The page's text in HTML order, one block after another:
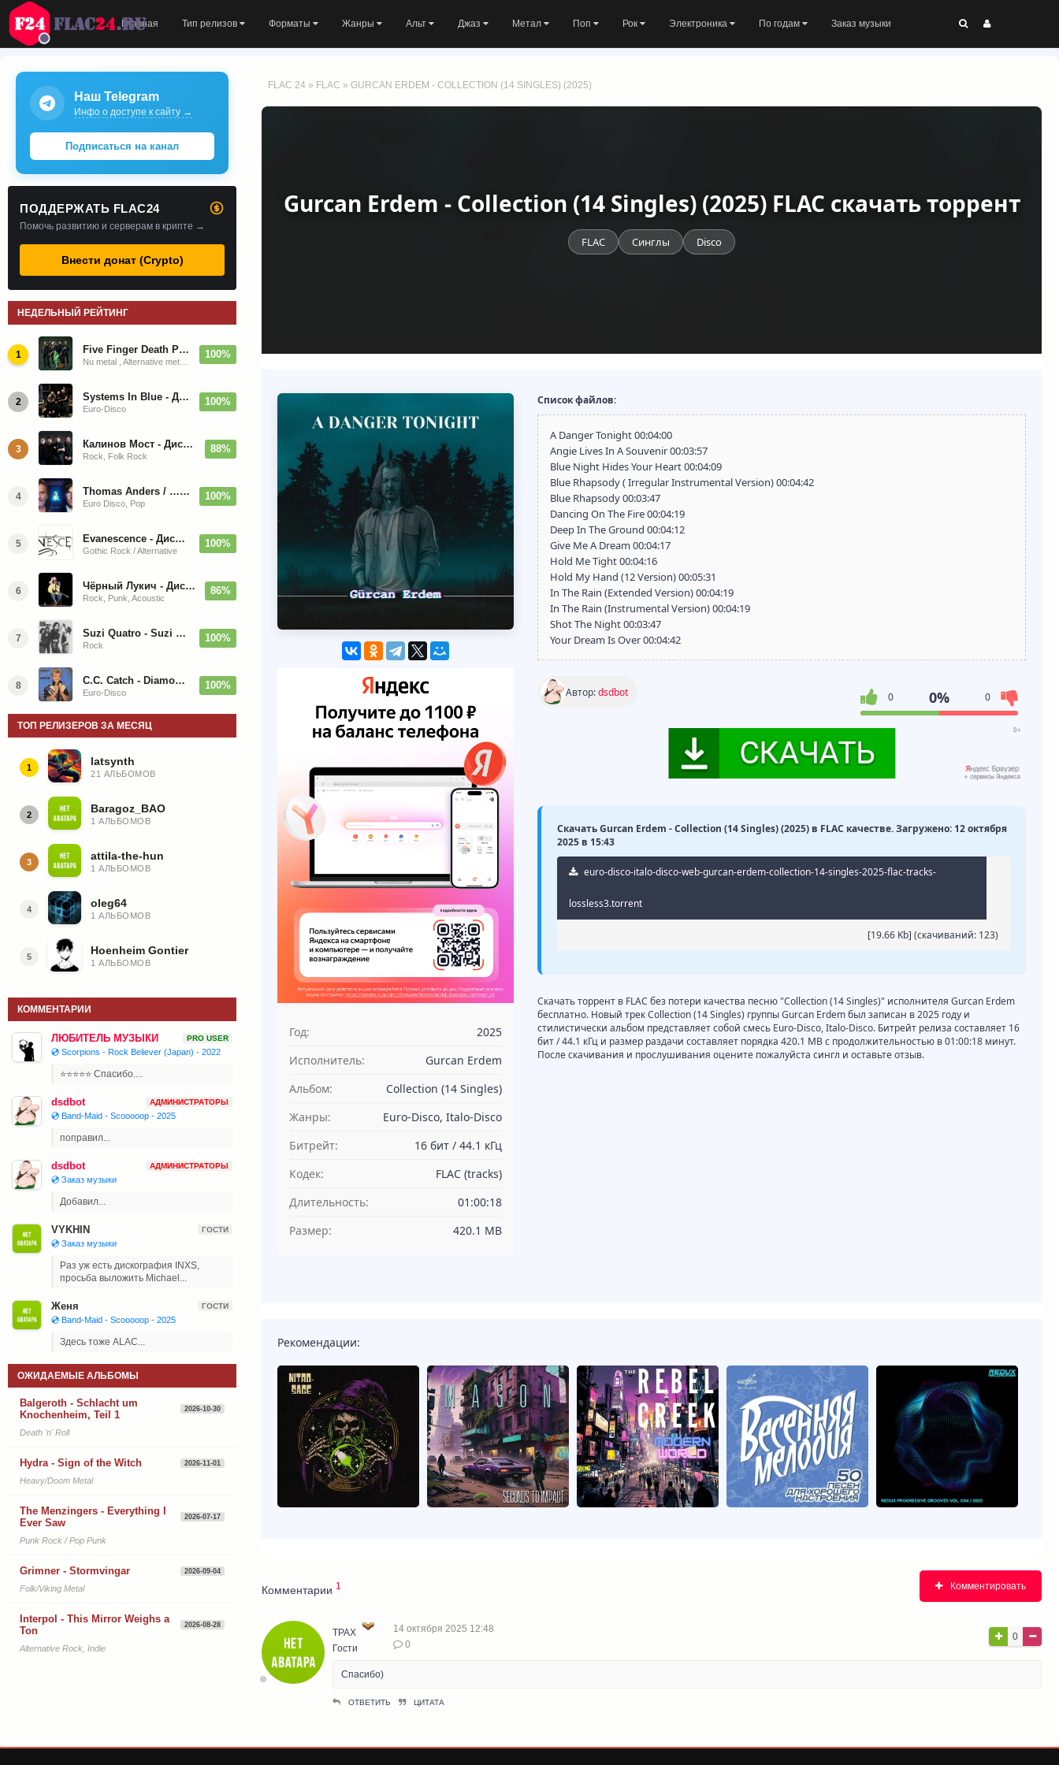
Главная Тип релизов Форматы Жанры Альт Джаз Метал Поп Рок Электроника По годам Заказ музыки
FLAC 24 » FLAC » GURCAN ERDEM - COLLECTION (14 SINGLES) (2025)
Gurcan Erdem - Collection (14 Singles) (2025) FLAC скачать торрент
FLAC Синглы Disco
Год:
2025
Исполнитель:
Gurcan Erdem
Альбом:
Collection (14 Singles)
Жанры:
Euro-Disco, Italo-Disco
Битрейт:
16 бит / 44.1 кГц
Кодек:
FLAC (tracks)
Длительность:
01:00:18
Размер:
420.1 MB
Список файлов:
A Danger Tonight 00:04:00
Angie Lives In A Souvenir 00:03:57
Blue Night Hides Your Heart 00:04:09
Blue Rhapsody ( Irregular Instrumental Version) 00:04:42
Blue Rhapsody 00:03:47
Dancing On The Fire 00:04:19
Deep In The Ground 00:04:12
Give Me A Dream 00:04:17
Hold Me Tight 00:04:16
Hold My Hand (12 Version) 00:05:31
In The Rain (Extended Version) 00:04:19
In The Rain (Instrumental Version) 00:04:19
Shot The Night 00:03:47
Your Dream Is Over 00:04:42
Автор:dsdbot 0 0% 0
Скачать Gurcan Erdem - Collection (14 Singles) (2025) в FLAC качестве. Загружено: 12 октября
2025 в 15:43
euro-disco-italo-disco-web-gurcan-erdem-collection-14-singles-2025-flac-tracks-
lossless3.torrent
[19.66 Kb] (cкачиваний: 123)
Скачать торрент в FLAC без потери качества песню "Collection (14 Singles)" исполнителя Gurcan Erdem
бесплатно. Новый трек Collection (14 Singles) группы Gurcan Erdem был записан в 2025 году и
стилистически альбом представляет собой смесь Euro-Disco, Italo-Disco. Битрейт релиза составляет 16
бит / 44.1 кГц и размер раздачи составляет порядка 420.1 MB с продолжительностью в 01:00:18 минут.
После скачивания и прослушивания оцените пожалуйста сингл и оставьте отзыв.
Рекомендации:
Комментарии 1 Комментировать
ТРАХ
Гости
14 октября 2025 12:48
0
0
Спасибо)
ОТВЕТИТЬ ЦИТАТА
Наш Telegram
Инфо о доступе к сайту →
Подписаться на канал
ПОДДЕРЖАТЬ FLAC24
Помочь развитию и серверам в крипте →
Внести донат (Crypto)
НЕДЕЛЬНЫЙ РЕЙТИНГ
1 Five Finger Death Punch - Дискография (2008-2026) 100%
2 Systems In Blue - Дискография (2020-2026)
Euro-Disco
100%
3 Калинов Мост - Дискография (1986-2026)
Rock, Folk Rock
88%
4 Thomas Anders / … Sings Modern Talking: The Best hi-res
Euro Disco, Pop
100%
5 Evanescence - Дискография (1998-2026)
Gothic Rock / Alternative
100%
6 Чёрный Лукич - Дискография (1987-2014)
Rock, Punk, Acoustic
86%
7 Suzi Quatro - Suzi Quatro (Bonus Tracks, Remaster) 1973/2022
Rock
100%
8 C.C. Catch - Diamonds. Her Greatest Hits 1988
Euro-Disco
100%
ТОП РЕЛИЗЕРОВ ЗА МЕСЯЦ
1 latsynth
21 АЛЬБОМОВ
2 Baragoz_BAO
1 АЛЬБОМОВ
3 attila-the-hun
1 АЛЬБОМОВ
4 oleg64
1 АЛЬБОМОВ
5 Hoenheim Gontier
1 АЛЬБОМОВ
КОММЕНТАРИИ
ЛЮБИТЕЛЬ МУЗЫКИ PRO USER
💿 Scorpions - Rock Believer (Japan) - 2022
⭐⭐⭐⭐⭐ Спасибо....
dsdbot АДМИНИСТРАТОРЫ
💿 Band-Maid - Scooooop - 2025
поправил...
dsdbot АДМИНИСТРАТОРЫ
💿 Заказ музыки
Добавил...
VYKHIN ГОСТИ
💿 Заказ музыки
Раз уж есть дискография INXS,
просьба выложить Michael...
Женя ГОСТИ
💿 Band-Maid - Scooooop - 2025
Здесь тоже ALAC...
ОЖИДАЕМЫЕ АЛЬБОМЫ
Balgeroth - Schlacht um
Knochenheim, Teil 1
2026-10-30
Death 'n' Roll
Hydra - Sign of the Witch 2026-11-01
Heavy/Doom Metal
The Menzingers - Everything I
Ever Saw
2026-07-17
Punk Rock / Pop Punk
Grimner - Stormvingar 2026-09-04
Folk/Viking Metal
Interpol - This Mirror Weighs a
Ton
2026-08-28
Alternative Rock, Indie